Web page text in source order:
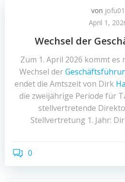
von jofu01
April 1,
Wechsel der
Zum 1. April 2026 kommt es
Wechsel der
endet die Amtszeit von Dirk
die zweijährige Periode für
stellvertretende
Stellvertretung 1. Jahr:
0